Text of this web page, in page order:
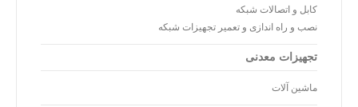
کابل و اتصالات شبکه
نصب و راه اندازی و تعمیر تجهیزات شبکه
تجهیزات معدنی
ماشین آلات